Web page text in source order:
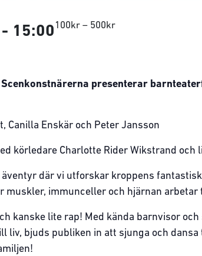
- 15:00 100kr – 500kr
presenterar
Canilla Enskär och Peter Jansson
körledare Charlotte Rider Wikstrand och
där vi utforskar kroppens
muskler, immunceller och hjärnan
kanske lite rap! Med kända barnvisor
liv, bjuds publiken in att sjunga och